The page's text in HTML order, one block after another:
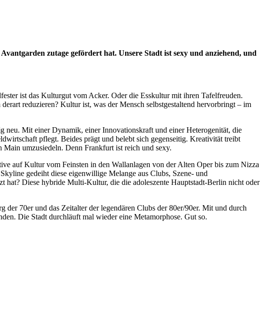
zutage gefördert hat. Unsere Stadt ist sexy und anziehend, und
ist das Kulturgut vom Acker. Oder die Esskultur mit ihren Tafelfreuden.
reduzieren? Kultur ist, was der Mensch selbstgestaltend hervorbringt – im
Mit einer Dynamik, einer Innovationskraft und einer Heterogenität, die
pflegt. Beides prägt und belebt sich gegenseitig. Kreativität treibt
umzusiedeln. Denn Frankfurt ist reich und sexy.
auf Kultur vom Feinsten in den Wallanlagen von der Alten Oper bis zum Nizza
gedeiht diese eigenwillige Melange aus Clubs, Szene- und
hat? Diese hybride Multi-Kultur, die die adoleszente Hauptstadt-Berlin nicht oder
70er und das Zeitalter der legendären Clubs der 80er/90er. Mit und durch
Die Stadt durchläuft mal wieder eine Metamorphose. Gut so.